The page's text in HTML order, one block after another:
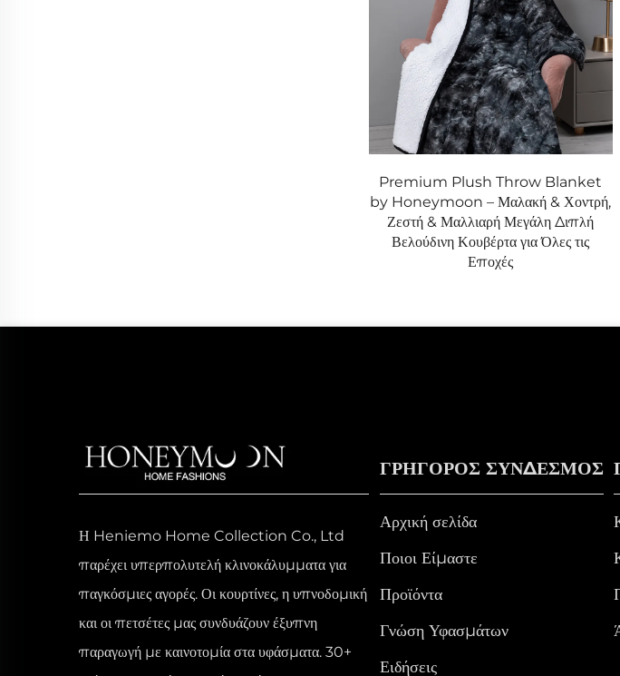
Premium Plush Throw Blanket
by Honeymoon – Μαλακή & Χοντρή,
Ζεστή & Μαλλιαρή Μεγάλη Διπλή
Βελούδινη Κουβέρτα για Όλες τις
Εποχές
Η Heniemo Home Collection Co., Ltd
παρέχει υπερπολυτελή κλινοκάλυμματα για
παγκόσμιες αγορές. Οι κουρτίνες, η υπνοδομική
και οι πετσέτες μας συνδυάζουν έξυπνη
παραγωγή με καινοτομία στα υφάσματα. 30+
ΓΡΗΓΟΡΟΣ ΣΥΝΔΕΣΜΟΣ
Αρχική σελίδα
Ποιοι Είμαστε
Προϊόντα
Γνώση Υφασμάτων
Ειδήσεις